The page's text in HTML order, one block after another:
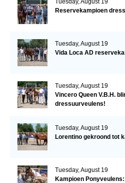
Reservekampioen
Tuesday, August 19
Vida Loca AD
Tuesday, August 19
Vincero Queen V.B.H.
dressuurveulens!
Tuesday, August 19
Lorentino gekroond tot
Tuesday, August 19
Kampioen Ponyveulens: